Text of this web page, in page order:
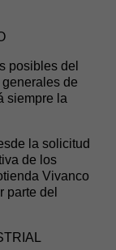
posibles del
de
siempre la
la solicitud
de los
Vivanco
parte del